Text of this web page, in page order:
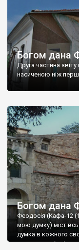
Богом дана
Друга частина
насиченою ніж
Богом дана
Феодосія (Кафа-12
мою думку) міст
думка в кожного
запрошую